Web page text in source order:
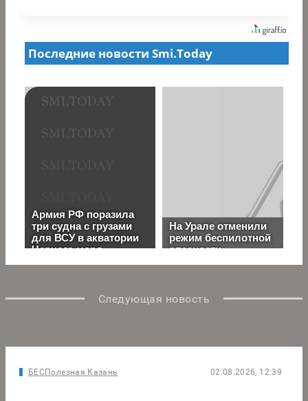
Следующая новость
БЕСПолезная Казань 02.08.2026, 12:39